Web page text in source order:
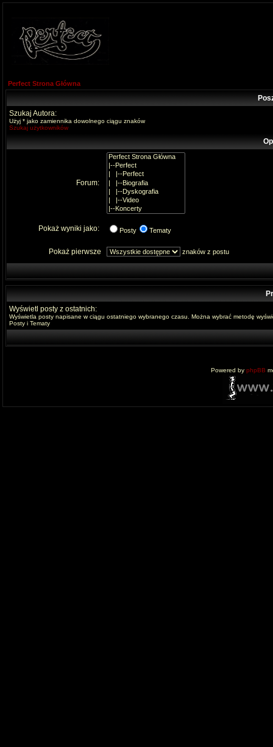
Perfect Strona Główna
Szukaj Autora:
Użyj * jako zamiennika dowolnego ciągu znaków
Szukaj użytkowników
Forum:
Pokaż wyniki jako: Posty Tematy
Pokaż pierwsze znaków z postu
Wyświetl posty z ostatnich:
Wyświetla posty napisane w ciągu ostatniego wybranego czasu. Można wybrać metodę
Posty i Tematy
Powered by phpBB